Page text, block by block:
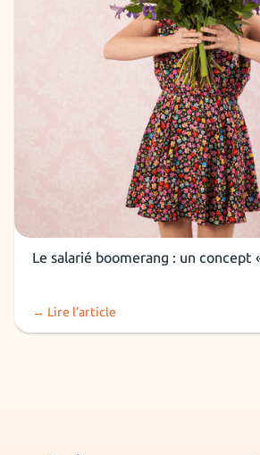
RH et recruteurs
Le salarié boomerang : un concept
→ Lire l’article